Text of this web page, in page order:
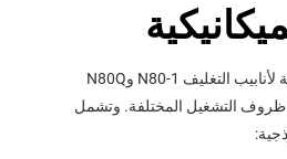
تضمن الخصائص الميكانيكية لأنابيب التغليف N80-1 وN80Q
ظروف التشغيل المختلفة. وتشمل